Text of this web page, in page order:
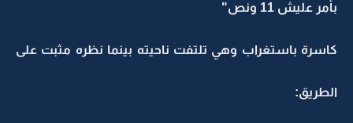
بأمر عليش 11 ونص"
كاسرة باستغراب وهي تلتفت ناحيته بينما نظره مثبت على
الطريق: